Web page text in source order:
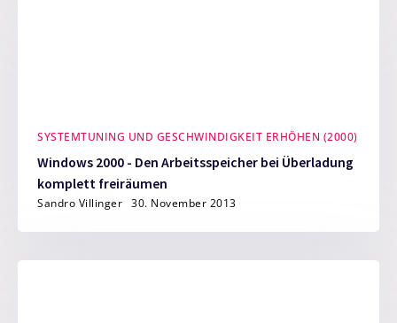
SYSTEMTUNING UND GESCHWINDIGKEIT ERHÖHEN (2000)
Windows 2000 - Den Arbeitsspeicher bei Überladung
komplett freiräumen
Sandro Villinger 30. November 2013